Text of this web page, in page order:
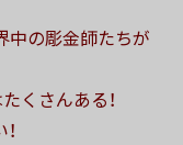
中の彫金師たちが
くさんある！